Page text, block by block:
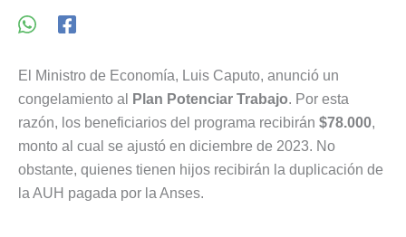
El Ministro de Economía, Luis Caputo, anunció un
congelamiento al
Plan Potenciar Trabajo. Por esta
razón, los beneficiarios del programa recibirán $78.000,
monto al cual se ajustó en diciembre de 2023. No
obstante, quienes tienen hijos recibirán la duplicación de
la AUH pagada por la Anses.